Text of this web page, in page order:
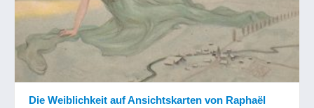
Die Weiblichkeit auf Ansichtskarten von Raphaël